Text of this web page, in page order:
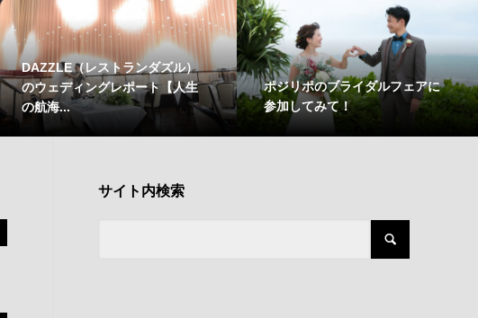
DAZZLE（レストランダズル）
のウェディングレポート【人生
の航海...
ポジリポのブライダルフェアに
参加してみて！
サイト内検索